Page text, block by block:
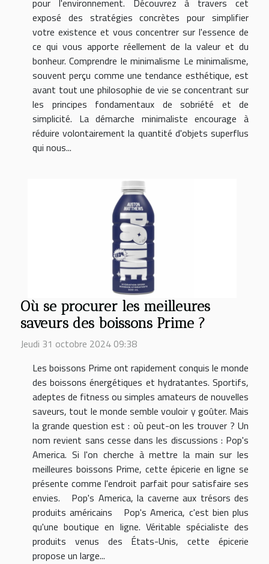
exposé des stratégies concrètes pour simplifier
votre existence et vous concentrer sur l'essence de
ce qui vous apporte réellement de la valeur et du
bonheur. Comprendre le minimalisme Le minimalisme,
souvent perçu comme une tendance esthétique, est
avant tout une philosophie de vie se concentrant sur
les principes fondamentaux de sobriété et de
simplicité. La démarche minimaliste encourage à
réduire volontairement la quantité d'objets superflus
qui nous...
Où se procurer les meilleures
saveurs des boissons Prime ?
Jeudi 31 octobre 2024 09:38
Les boissons Prime ont rapidement conquis le monde
des boissons énergétiques et hydratantes. Sportifs,
adeptes de fitness ou simples amateurs de nouvelles
saveurs, tout le monde semble vouloir y goûter. Mais
la grande question est : où peut-on les trouver ? Un
nom revient sans cesse dans les discussions : Pop's
America. Si l'on cherche à mettre la main sur les
meilleures boissons Prime, cette épicerie en ligne se
présente comme l'endroit parfait pour satisfaire ses
envies. Pop's America, la caverne aux trésors des
produits américains Pop's America, c'est bien plus
qu'une boutique en ligne. Véritable spécialiste des
produits venus des États-Unis, cette épicerie
propose un large...